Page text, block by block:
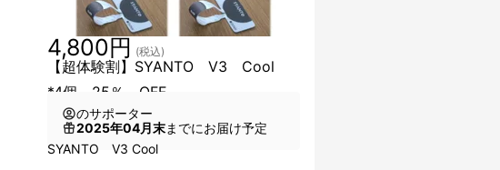
【超体験割】SYANTO V3 Cool
*4個 25％ OFF
4,800円 (税込)
のサポーター
2025年04月末までにお届け予定
SYANTO V3 Cool